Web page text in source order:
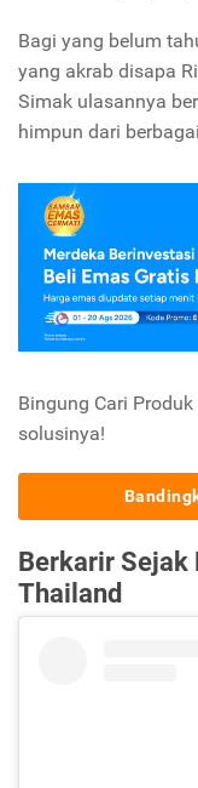
Bagi yang belum
yang akrab disapa
Simak ulasannya
himpun dari
Bingung Cari
solusinya!
Berkarir Sejak
Thailand